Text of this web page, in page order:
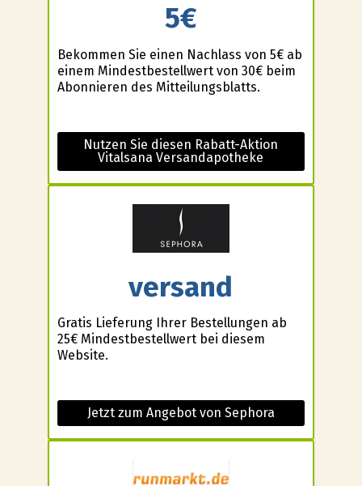
5€
Bekommen Sie einen Nachlass von 5€ ab
einem Mindestbestellwert von 30€ beim
Abonnieren des Mitteilungsblatts.
Nutzen Sie diesen Rabatt-Aktion
Vitalsana Versandapotheke
versand
Gratis Lieferung Ihrer Bestellungen ab
25€ Mindestbestellwert bei diesem
Website.
Jetzt zum Angebot von Sephora